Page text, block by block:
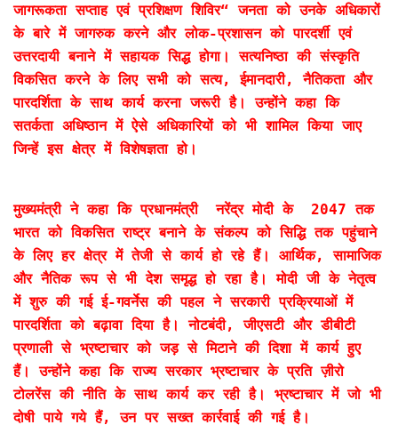
जागरूकता सप्ताह एवं प्रशिक्षण शिविर“ जनता को उनके अधिकारों
के बारे में जागरुक करने और लोक-प्रशासन को पारदर्शी एवं
उत्तरदायी बनाने में सहायक सिद्ध होगा। सत्यनिष्ठा की संस्कृति
विकसित करने के लिए सभी को सत्य, ईमानदारी, नैतिकता और
पारदर्शिता के साथ कार्य करना जरूरी है। उन्होंने कहा कि
सतर्कता अधिष्ठान में ऐसे अधिकारियों को भी शामिल किया जाए
जिन्हें इस क्षेत्र में विशेषज्ञता हो।
मुख्यमंत्री ने कहा कि प्रधानमंत्री नरेंद्र मोदी के 2047 तक
भारत को विकसित राष्ट्र बनाने के संकल्प को सिद्धि तक पहुंचाने
के लिए हर क्षेत्र में तेजी से कार्य हो रहे हैं। आर्थिक, सामाजिक
और नैतिक रूप से भी देश समृद्ध हो रहा है। मोदी जी के नेतृत्व
में शुरु की गई ई-गवर्नेस की पहल ने सरकारी प्रक्रियाओं में
पारदर्शिता को बढ़ावा दिया है। नोटबंदी, जीएसटी और डीबीटी
प्रणाली से भ्रष्टाचार को जड़ से मिटाने की दिशा में कार्य हुए
हैं। उन्होंने कहा कि राज्य सरकार भ्रष्टाचार के प्रति ज़ीरो
टोलरेंस की नीति के साथ कार्य कर रही है। भ्रष्टाचार में जो भी
दोषी पाये गये हैं, उन पर सख्त कार्रवाई की गई है।